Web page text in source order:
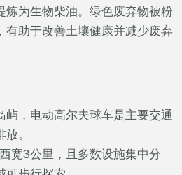
炼为生物柴油。绿色废弃物被粉
有助于改善土壤健康并减少废弃
屿，电动高尔夫球车是主要交通
。
宽3公里，且多数设施集中分